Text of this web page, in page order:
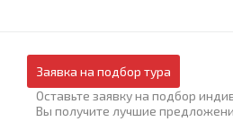
Заявка на подбор тура
Оставьте заявку на подбор
Вы получите лучшие